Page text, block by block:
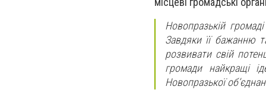
Новопразькій
Завдяки її бажанню
розвивати свій
громади найкращі
Новопразької